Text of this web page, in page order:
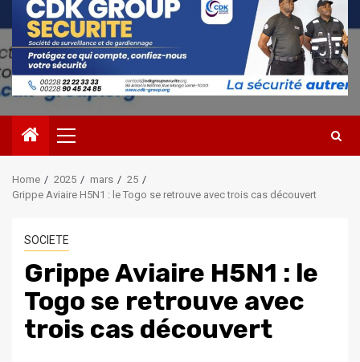
Primary
Menu
Home 2025 mars
25
Grippe Aviaire H5N1 : le Togo se retrouve avec trois cas découvert
SOCIETE
Grippe Aviaire H5N1 : le
Togo se retrouve avec
trois cas découvert